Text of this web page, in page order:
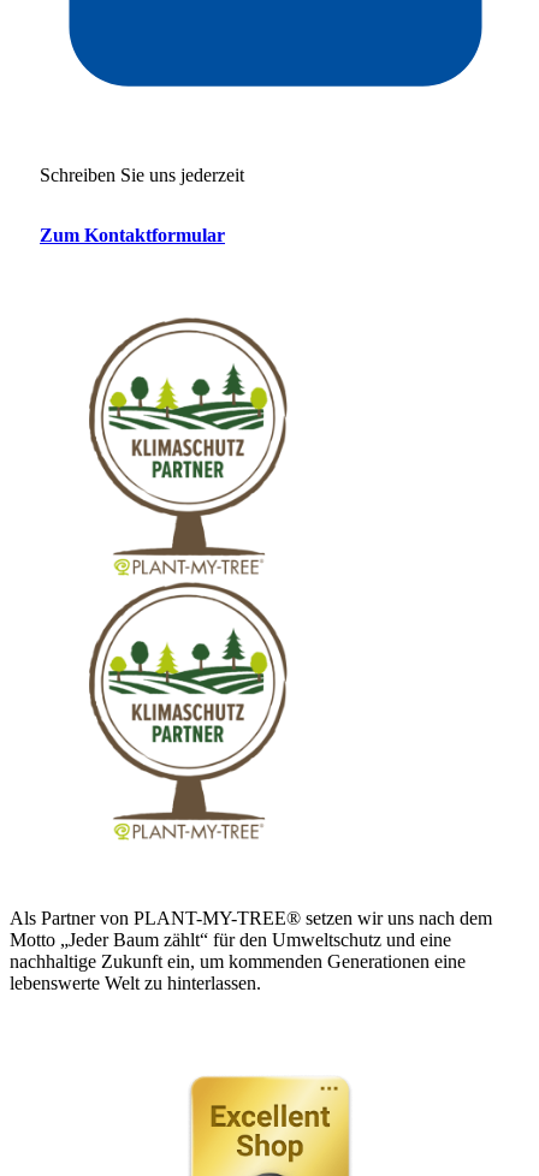
Schreiben Sie uns jederzeit
Zum Kontaktformular
Als Partner von PLANT-MY-TREE® setzen wir uns nach dem
Motto „Jeder Baum zählt“ für den Umweltschutz und eine
nachhaltige Zukunft ein, um kommenden Generationen eine
lebenswerte Welt zu hinterlassen.